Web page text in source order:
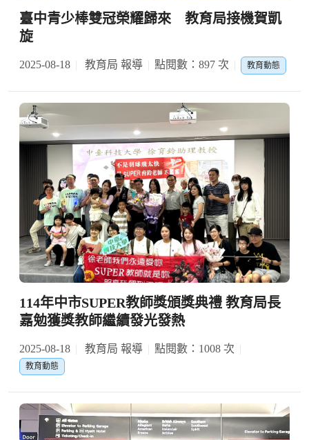
臺中青少棒雙冠榮耀歸來 教育局接機賀凱
旋
2025-08-18 教育局 報導 點閱數：897 次 教育動態
114年中市SUPER教師獎頒獎典禮 教育局長
嘉勉獲獎教師繼續發光發熱
2025-08-18 教育局 報導 點閱數：1008 次
教育動態